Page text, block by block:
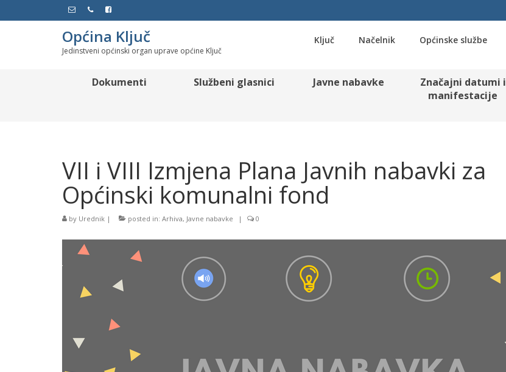
Općina Ključ
Jedinstveni općinski organ uprave općine Ključ
Ključ Načelnik Općinske službe
Dokumenti Službeni glasnici Javne nabavke
Značajni datumi i
manifestacije
VII i VIII Izmjena Plana Javnih nabavki za
Općinski komunalni fond
by Urednik | posted in: Arhiva, Javne nabavke | 0